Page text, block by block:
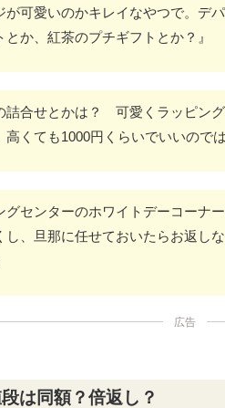
が可愛いのかキレイなやつで。デ
とか、紅茶のプチギフトとか？』
詰合せとかは？ 可愛くラッピン
高くても1000円くらいでいいのでは
グセンターのホワイトデーコーナ
し、旦那に任せておいたらお返し
広告
は同額？倍返し？